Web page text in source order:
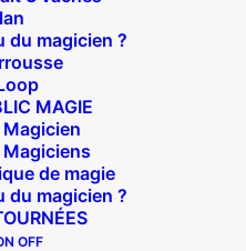
du magicien ?
MAGIE
Magicien
Magiciens
de magie
du magicien ?
OFF